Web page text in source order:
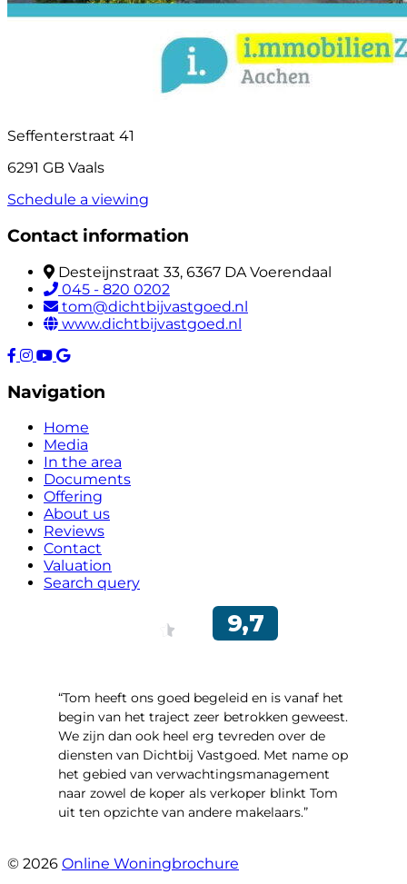
Seffenterstraat 41
6291 GB Vaals
Schedule a viewing
Contact information
Desteijnstraat 33, 6367 DA Voerendaal
045 - 820 0202
tom@dichtbijvastgoed.nl
www.dichtbijvastgoed.nl
Navigation
Home
Media
In the area
Documents
Offering
About us
Reviews
Contact
Valuation
Search query
“Tom heeft ons goed begeleid en is vanaf het
begin van het traject zeer betrokken geweest.
We zijn dan ook heel erg tevreden over de
diensten van Dichtbij Vastgoed. Met name op
het gebied van verwachtingsmanagement
naar zowel de koper als verkoper blinkt Tom
uit ten opzichte van andere makelaars.”
© 2026 Online Woningbrochure